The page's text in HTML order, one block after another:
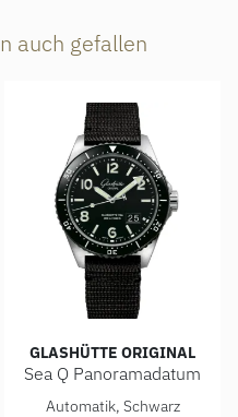
auch gefallen
, Ref: 1-37-23-03-
GLASHÜTTE ORIGINAL
Sea Q Panoramadatum
Glashütte Original Sea Q
Automatik, Schwarz